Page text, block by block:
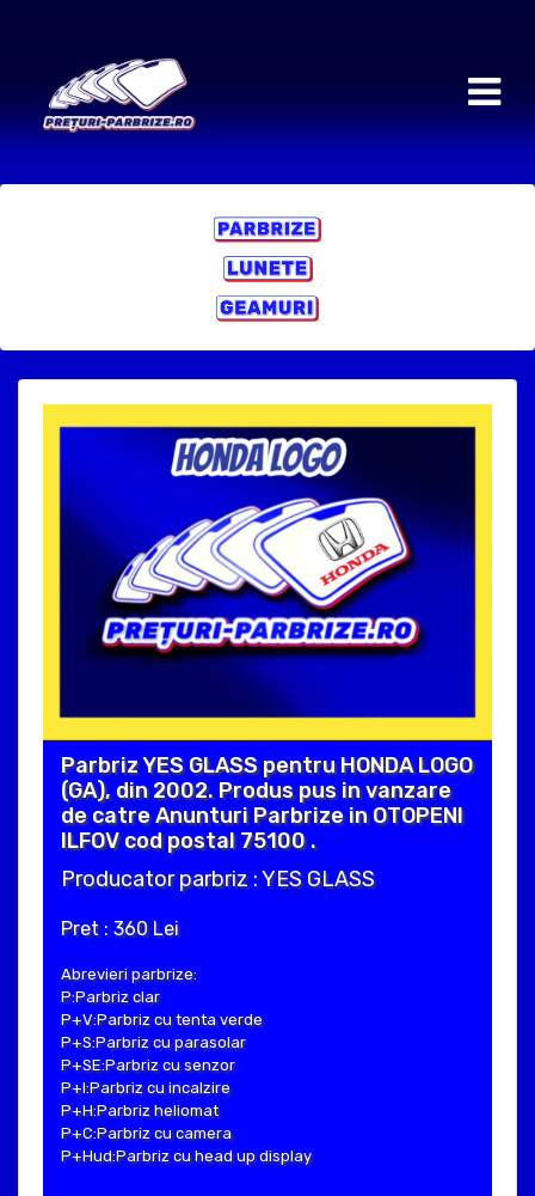
Parbriz YES GLASS pentru HONDA LOGO
(GA), din 2002. Produs pus in vanzare
de catre Anunturi Parbrize in OTOPENI
ILFOV cod postal 75100 .
Producator parbriz : YES GLASS
Pret : 360 Lei
Abrevieri parbrize:
P:Parbriz clar
P+V:Parbriz cu tenta verde
P+S:Parbriz cu parasolar
P+SE:Parbriz cu senzor
P+I:Parbriz cu incalzire
P+H:Parbriz heliomat
P+C:Parbriz cu camera
P+Hud:Parbriz cu head up display